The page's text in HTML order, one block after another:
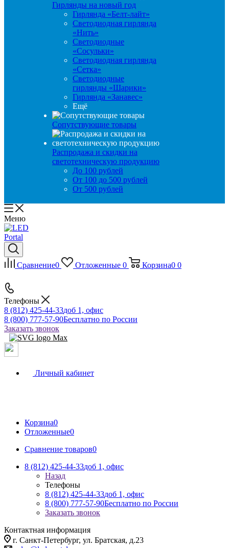
Гирлянды на новый год
Гирлянда «Белт-лайт»
Светодиодная гирлянда
«Нить»
Светодиодные
«Сосульки»
Светодиодная гирлянда
«Сетка»
Светодиодные
гирлянды «Шарики»
Гирлянда «Занавес»
Ещё
Сопутствующие товары
Распродажа и скидки на
светотехническую продукцию
До 100 рублей
От 100 до 500 рублей
От 500 рублей
Меню
Сравнение0 Отложенные 0 Корзина0 0
Телефоны
8 (812) 425-44-33доб 1, офис
8 (800) 777-57-90Бесплатно по России
Заказать звонок
Личный кабинет
Корзина0
Отложенные0
Сравнение товаров0
8 (812) 425-44-33доб 1, офис
Назад
Телефоны
8 (812) 425-44-33доб 1, офис
8 (800) 777-57-90Бесплатно по России
Заказать звонок
Контактная информация
г. Санкт-Петербург, ул. Братская, д.23